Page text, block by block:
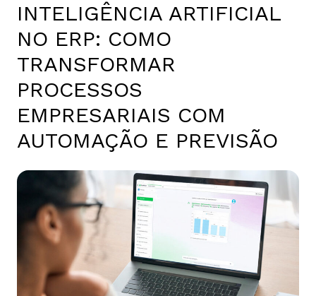
INTELIGÊNCIA ARTIFICIAL
NO ERP: COMO
TRANSFORMAR
PROCESSOS
EMPRESARIAIS COM
AUTOMAÇÃO E PREVISÃO